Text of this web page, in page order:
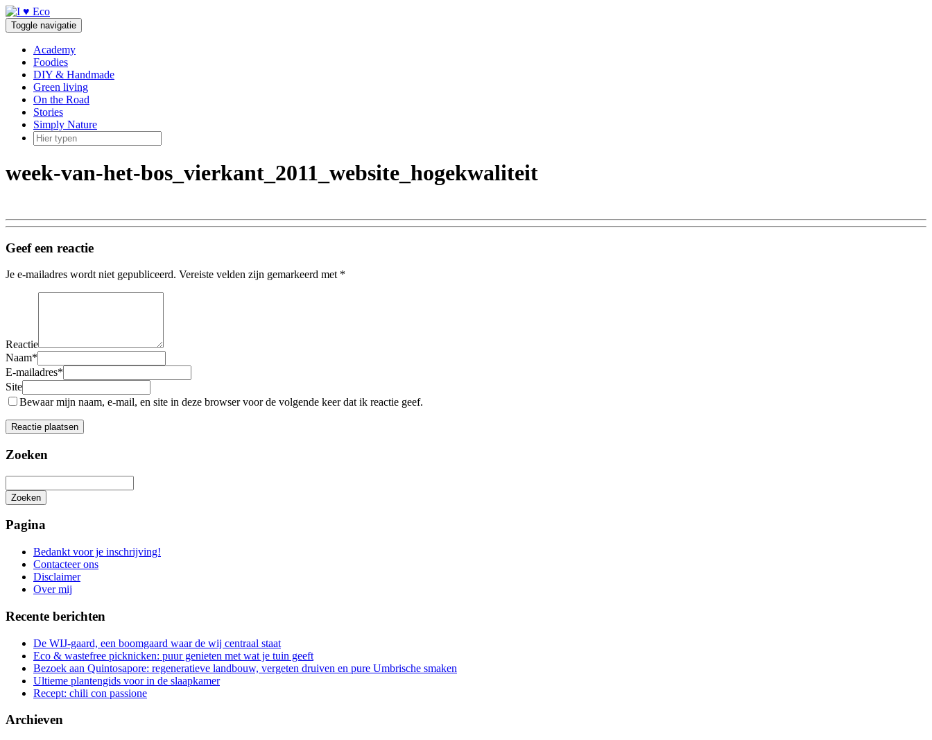
Doorgaan
naar
inhoud
Toggle navigatie
Academy
Foodies
DIY & Handmade
Green living
On the Road
Stories
Simply Nature
week-van-het-bos_vierkant_2011_website_hogekwaliteit
Geef een reactie
Je e-mailadres wordt niet gepubliceerd. Vereiste velden zijn gemarkeerd met *
Reactie
Naam*
E-mailadres*
Site
Bewaar mijn naam, e-mail, en site in deze browser voor de volgende keer dat ik reactie geef.
Zoeken
Zoeken
zoeken
Pagina
Bedankt voor je inschrijving!
Contacteer ons
Disclaimer
Over mij
Recente berichten
De WIJ-gaard, een boomgaard waar de wij centraal staat
Eco & wastefree picknicken: puur genieten met wat je tuin geeft
Bezoek aan Quintosapore: regeneratieve landbouw, vergeten druiven en pure Umbrische smaken
Ultieme plantengids voor in de slaapkamer
Recept: chili con passione
Archieven